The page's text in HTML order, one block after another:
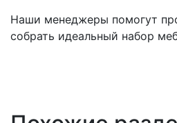
Наши менеджеры помогут
собрать идеальный набор